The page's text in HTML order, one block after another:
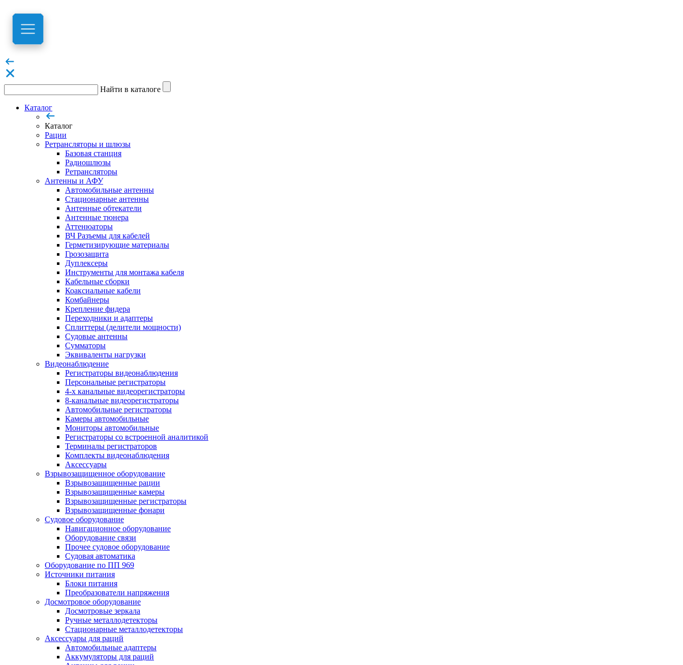
Найти в каталоге
Каталог
Каталог
Рации
Ретрансляторы и шлюзы
Базовая станция
Радиошлюзы
Ретрансляторы
Антенны и АФУ
Автомобильные антенны
Стационарные антенны
Антенные обтекатели
Антенные тюнера
Аттенюаторы
ВЧ Разъемы для кабелей
Герметизирующие материалы
Грозозащита
Дуплексеры
Инструменты для монтажа кабеля
Кабельные сборки
Коаксиальные кабели
Комбайнеры
Крепление фидера
Переходники и адаптеры
Сплиттеры (делители мощности)
Судовые антенны
Сумматоры
Эквиваленты нагрузки
Видеонаблюдение
Регистраторы видеонаблюдения
Персональные регистраторы
4-х канальные видеорегистраторы
8-канальные видеорегистраторы
Автомобильные регистраторы
Камеры автомобильные
Мониторы автомобильные
Регистраторы со встроенной аналитикой
Терминалы регистраторов
Комплекты видеонаблюдения
Аксессуары
Взрывозащищенное оборудование
Взрывозащищенные рации
Взрывозащищенные камеры
Взрывозащищенные регистраторы
Взрывозащищенные фонари
Судовое оборудование
Навигационное оборудование
Оборудование связи
Прочее судовое оборудование
Судовая автоматика
Оборудование по ПП 969
Источники питания
Блоки питания
Преобразователи напряжения
Досмотровое оборудование
Досмотровые зеркала
Ручные металлодетекторы
Стационарные металлодетекторы
Аксессуары для раций
Автомобильные адаптеры
Аккумуляторы для раций